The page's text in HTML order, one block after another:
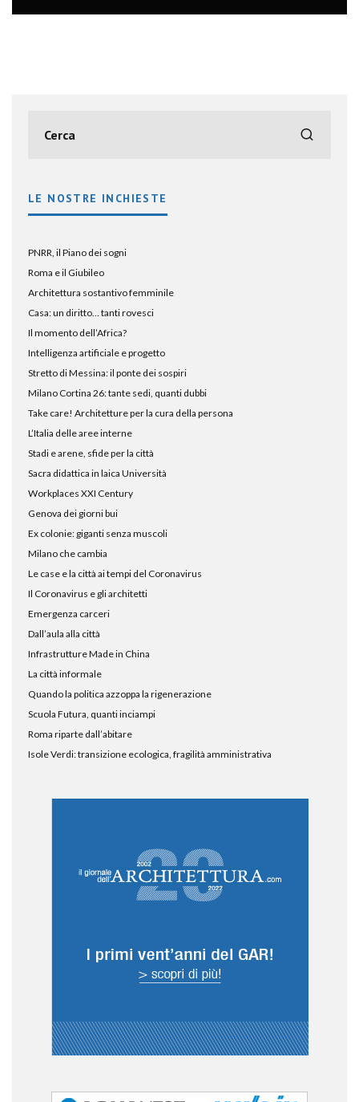
LE NOSTRE INCHIESTE
PNRR, il Piano dei sogni
Roma e il Giubileo
Architettura sostantivo femminile
Casa: un diritto… tanti rovesci
Il momento dell’Africa?
Intelligenza artificiale e progetto
Stretto di Messina: il ponte dei sospiri
Milano Cortina 26: tante sedi, quanti dubbi
Take care! Architetture per la cura della persona
L’Italia delle aree interne
Stadi e arene, sfide per la città
Sacra didattica in laica Università
Workplaces XXI Century
Genova dei giorni bui
Ex colonie: giganti senza muscoli
Milano che cambia
Le case e la città ai tempi del Coronavirus
Il Coronavirus e gli architetti
Emergenza carceri
Dall’aula alla città
Infrastrutture Made in China
La città informale
Quando la politica azzoppa la rigenerazione
Scuola Futura, quanti inciampi
Roma riparte dall’abitare
Isole Verdi: transizione ecologica, fragilità amministrativa